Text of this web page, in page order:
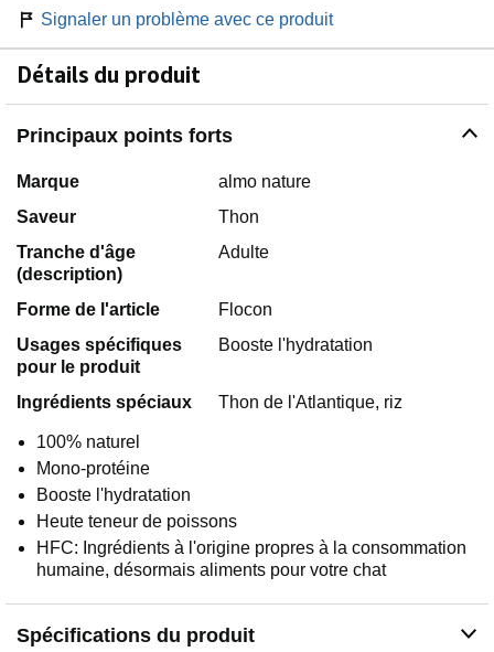
Signaler un problème avec ce produit
Détails du produit
Principaux points forts
Marque
almo nature
Saveur
Thon
Tranche d'âge
(description)
Adulte
Forme de l'article
Flocon
Usages spécifiques
pour le produit
Booste l'hydratation
Ingrédients spéciaux Thon de l'Atlantique, riz
100% naturel
Mono-protéine
Booste l'hydratation
Heute teneur de poissons
HFC: Ingrédients à l'origine propres à la consommation
humaine, désormais aliments pour votre chat
Spécifications du produit